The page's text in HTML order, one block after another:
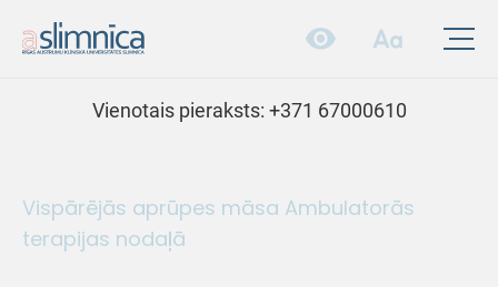
Vienotais pieraksts: +371 67000610
Vispārējās aprūpes māsa Ambulatorās
terapijas nodaļā